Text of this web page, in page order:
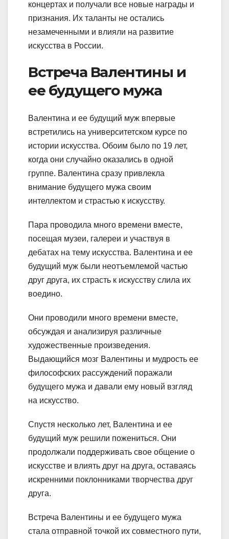
концертах и получали все новые награды и
признания. Их таланты не остались
незамеченными и влияли на развитие
искусства в России.
Встреча Валентины и
ее будущего мужа
Валентина и ее будущий муж впервые
встретились на университетском курсе по
истории искусства. Обоим было по 19 лет,
когда они случайно оказались в одной
группе. Валентина сразу привлекла
внимание будущего мужа своим
интеллектом и страстью к искусству.
Пара проводила много времени вместе,
посещая музеи, галереи и участвуя в
дебатах на тему искусства. Валентина и ее
будущий муж были неотъемлемой частью
друг друга, их страсть к искусству слила их
воедино.
Они проводили много времени вместе,
обсуждая и анализируя различные
художественные произведения.
Выдающийся мозг Валентины и мудрость ее
философских рассуждений поражали
будущего мужа и давали ему новый взгляд
на искусство.
Спустя несколько лет, Валентина и ее
будущий муж решили пожениться. Они
продолжали поддерживать свое общение о
искусстве и влиять друг на друга, оставаясь
искренними поклонниками творчества друг
друга.
Встреча Валентины и ее будущего мужа
стала отправной точкой их совместного пути,